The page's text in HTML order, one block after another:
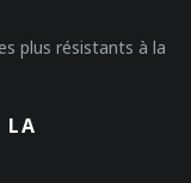
plus résistants à la
LA